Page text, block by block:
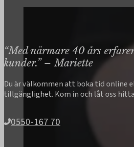
“Med närmare 40 års
kunder.” – Mariette
Du är välkommen att boka tid online
tillgänglighet. Kom in och låt oss
0550-167 70